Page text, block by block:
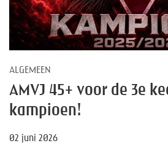
ALGEMEEN
AMVJ 45+ voor de 3e
kampioen!
02 juni 2026